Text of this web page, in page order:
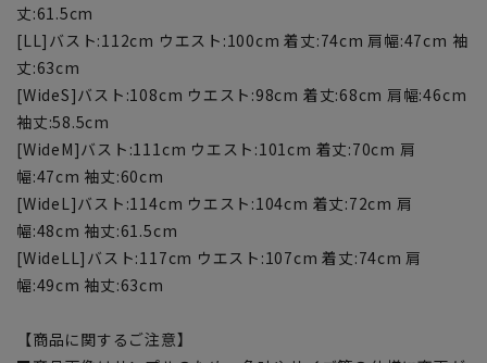
丈:61.5cm
[LL]バスト:112cm ウエスト:100cm 着丈:74cm 肩幅:47cm 袖
丈:63cm
[WideS]バスト:108cm ウエスト:98cm 着丈:68cm 肩幅:46cm
袖丈:58.5cm
[WideM]バスト:111cm ウエスト:101cm 着丈:70cm 肩
幅:47cm 袖丈:60cm
[WideL]バスト:114cm ウエスト:104cm 着丈:72cm 肩
幅:48cm 袖丈:61.5cm
[WideLL]バスト:117cm ウエスト:107cm 着丈:74cm 肩
幅:49cm 袖丈:63cm
【商品に関するご注意】